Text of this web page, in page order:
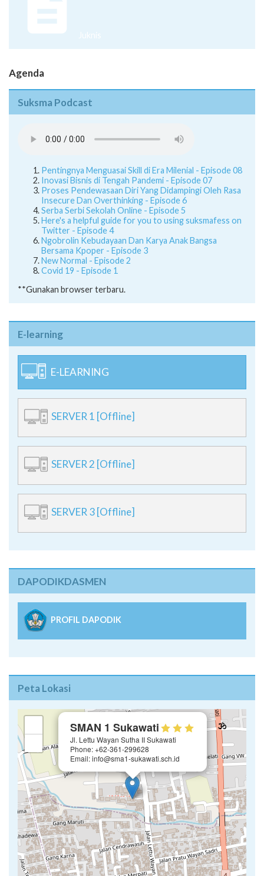
Juknis
Agenda
Suksma Podcast
Pentingnya Menguasai Skill di Era Milenial - Episode 08
Inovasi Bisnis di Tengah Pandemi - Episode 07
Proses Pendewasaan Diri Yang Didampingi Oleh Rasa
Insecure Dan Overthinking - Episode 6
Serba Serbi Sekolah Online - Episode 5
Here's a helpful guide for you to using suksmafess on
Twitter - Episode 4
Ngobrolin Kebudayaan Dan Karya Anak Bangsa
Bersama Kpoper - Episode 3
New Normal - Episode 2
Covid 19 - Episode 1
**Gunakan browser terbaru.
E-learning
E-LEARNING
SERVER 1 [Offline]
SERVER 2 [Offline]
SERVER 3 [Offline]
DAPODIKDASMEN
PROFIL DAPODIK
Peta Lokasi
SMAN 1 Sukawati
Jl. Lettu Wayan Sutha II Sukawati
Phone: +62-361-299628
Email: info@sma1-sukawati.sch.id